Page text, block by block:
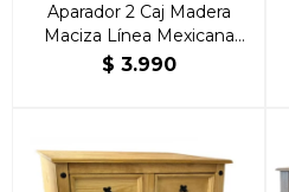
Aparador 2 Caj Madera
Maciza Línea Mexicana
Natural
$ 3.990